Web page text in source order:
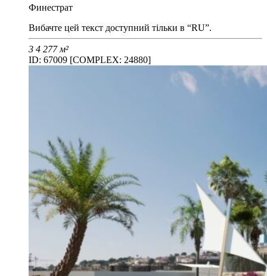
Финестрат
Вибачте цей текст доступний тільки в “RU”.
3 4 277 м²
ID: 67009 [COMPLEX: 24880]